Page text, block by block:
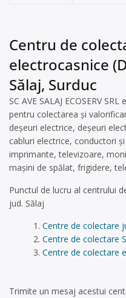
Centru de
electrocasnice
Sălaj, Surduc
SC AVE SALAJ ECOSERV
pentru colectarea și
deșeuri electrice, deșeuri
cabluri electrice, conductori
imprimante, televizoare,
mașini de spălat, frigidere,
Punctul de lucru al centrului
jud. Sălaj
Centre de colectare
Centre de colectare
Centre de colectare
Trimite un mesaj acestui